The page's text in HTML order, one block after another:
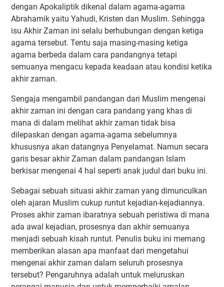
dengan Apokaliptik dikenal dalam agama-agama
Abrahamik yaitu Yahudi, Kristen dan Muslim. Sehingga
isu Akhir Zaman ini selalu berhubungan dengan ketiga
agama tersebut. Tentu saja masing-masing ketiga
agama berbeda dalam cara pandangnya tetapi
semuanya mengacu kepada keadaan atau kondisi ketika
akhir zaman.
Sengaja mengambil pandangan dari Muslim mengenai
akhir zaman ini dengan cara pandang yang khas di
mana di dalam melihat akhir zaman tidak bisa
dilepaskan dengan agama-agama sebelumnya
khususnya akan datangnya Penyelamat. Namun secara
garis besar akhir Zaman dalam pandangan Islam
berkisar mengenai 4 hal seperti anak judul dari buku ini.
Sebagai sebuah situasi akhir zaman yang dimunculkan
oleh ajaran Muslim cukup runtut kejadian-kejadiannya.
Proses akhir zaman ibaratnya sebuah peristiwa di mana
ada awal kejadian, prosesnya dan akhir semuanya
menjadi sebuah kisah runtut. Penulis buku ini memang
memberikan alasan apa manfaat dari mengetahui
mengenai akhir zaman dalam seluruh prosesnya
tersebut? Pengaruhnya adalah untuk meluruskan